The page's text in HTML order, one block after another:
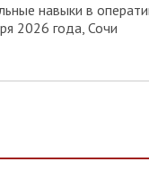
навыки в
2026 года, Сочи